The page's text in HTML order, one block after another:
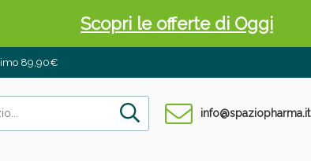
89,90€
info@spaziopharma.it
Scopri le offerte di Oggi